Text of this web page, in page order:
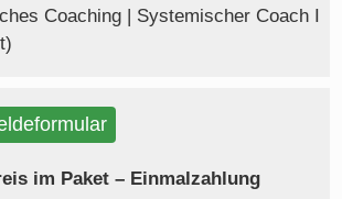
Coaching | Systemischer Coach I
im Paket – Einmalzahlung